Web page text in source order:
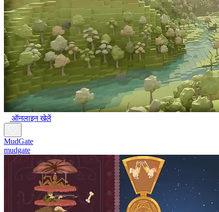
ऑनलाइन खेलें
MudGate
mudgate